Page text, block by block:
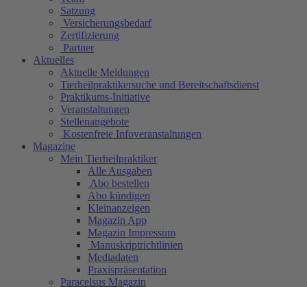
Satzung
Versicherungsbedarf
Zertifizierung
Partner
Aktuelles
Aktuelle Meldungen
Tierheilpraktikersuche und Bereitschaftsdienst
Praktikums-Initiative
Veranstaltungen
Stellenangebote
Kostenfreie Infoveranstaltungen
Magazine
Mein Tierheilpraktiker
Alle Ausgaben
Abo bestellen
Abo kündigen
Kleinanzeigen
Magazin App
Magazin Impressum
Manuskriptrichtlinien
Mediadaten
Praxispräsentation
Paracelsus Magazin